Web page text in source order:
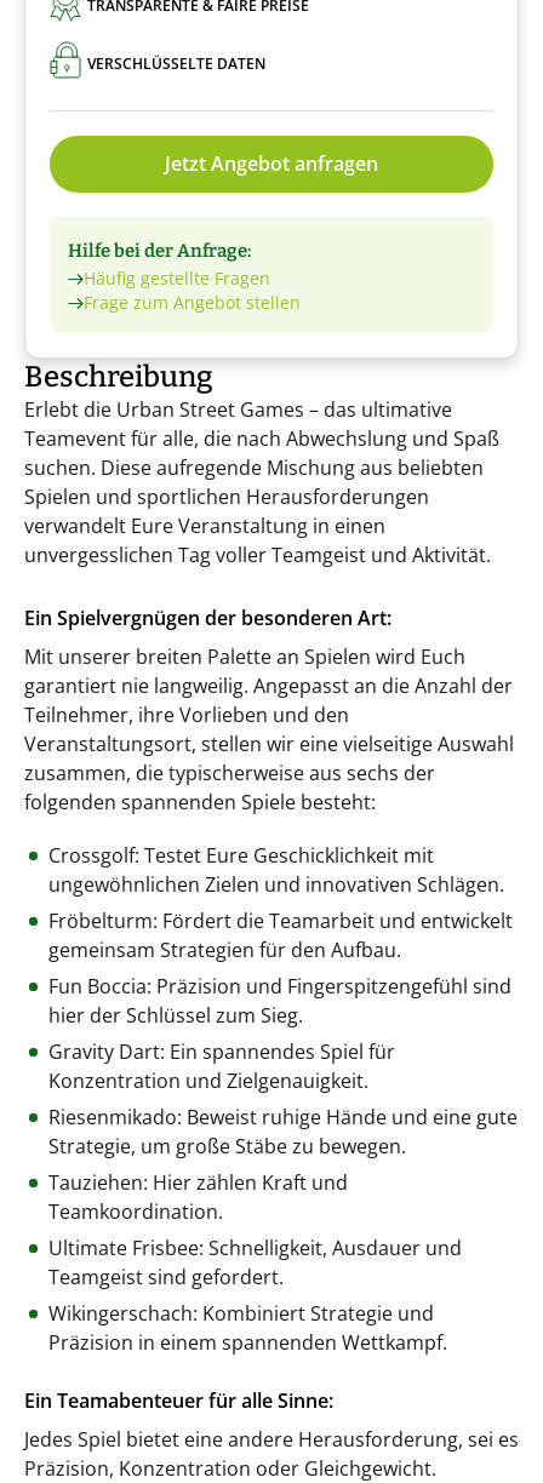
TRANSPARENTE & FAIRE PREISE
VERSCHLÜSSELTE DATEN
Jetzt Angebot anfragen
Hilfe bei der Anfrage:
Häufig gestellte Fragen
Frage zum Angebot stellen
Beschreibung
Erlebt die Urban Street Games – das ultimative
Teamevent für alle, die nach Abwechslung und Spaß
suchen. Diese aufregende Mischung aus beliebten
Spielen und sportlichen Herausforderungen
verwandelt Eure Veranstaltung in einen
unvergesslichen Tag voller Teamgeist und Aktivität.
Ein Spielvergnügen der besonderen Art:
Mit unserer breiten Palette an Spielen wird Euch
garantiert nie langweilig. Angepasst an die Anzahl der
Teilnehmer, ihre Vorlieben und den
Veranstaltungsort, stellen wir eine vielseitige Auswahl
zusammen, die typischerweise aus sechs der
folgenden spannenden Spiele besteht:
Crossgolf: Testet Eure Geschicklichkeit mit
ungewöhnlichen Zielen und innovativen Schlägen.
Fröbelturm: Fördert die Teamarbeit und entwickelt
gemeinsam Strategien für den Aufbau.
Fun Boccia: Präzision und Fingerspitzengefühl sind
hier der Schlüssel zum Sieg.
Gravity Dart: Ein spannendes Spiel für
Konzentration und Zielgenauigkeit.
Riesenmikado: Beweist ruhige Hände und eine gute
Strategie, um große Stäbe zu bewegen.
Tauziehen: Hier zählen Kraft und
Teamkoordination.
Ultimate Frisbee: Schnelligkeit, Ausdauer und
Teamgeist sind gefordert.
Wikingerschach: Kombiniert Strategie und
Präzision in einem spannenden Wettkampf.
Ein Teamabenteuer für alle Sinne:
Jedes Spiel bietet eine andere Herausforderung, sei es
Präzision, Konzentration oder Gleichgewicht.